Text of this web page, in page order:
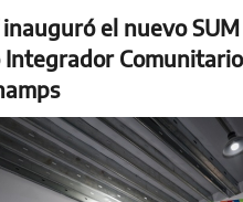
el nuevo
Integrador Comunitario